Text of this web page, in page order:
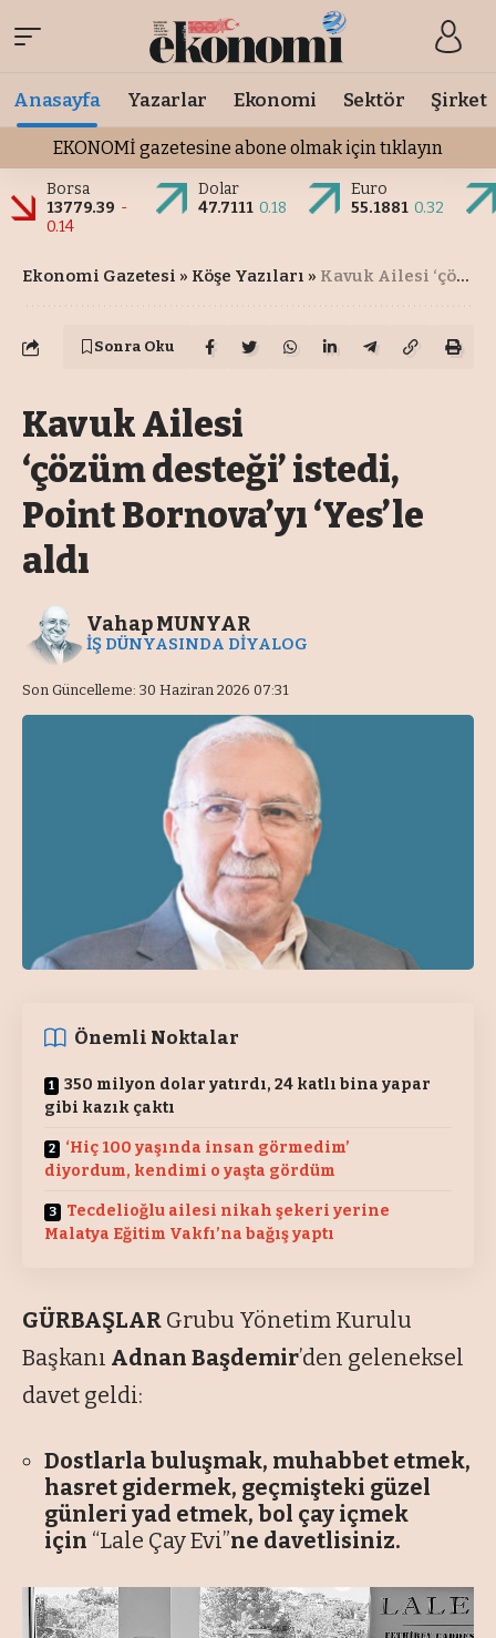
Anasayfa Yazarlar Ekonomi Sektör Şirket
EKONOMİ gazetesine abone olmak için tıklayın
Borsa
13779.39 -
0.14
Dolar
47.7111 0.18
Euro
55.1881 0.32
Ekonomi Gazetesi » Köşe Yazıları » Kavuk Ailesi ‘çözüm desteği’ istedi, Point Bornova’yı ‘Yes’le aldı
Sonra Oku
Kavuk Ailesi
‘çözüm desteği’ istedi,
Point Bornova’yı ‘Yes’le
aldı
Son Güncelleme: 30 Haziran 2026 07:31
Vahap MUNYAR
İŞ DÜNYASINDA DİYALOG
Önemli Noktalar
350 milyon dolar yatırdı, 24 katlı bina yapar
gibi kazık çaktı
‘Hiç 100 yaşında insan görmedim’
diyordum, kendimi o yaşta gördüm
Tecdelioğlu ailesi nikah şekeri yerine
Malatya Eğitim Vakfı’na bağış yaptı
GÜRBAŞLAR Grubu Yönetim Kurulu
Başkanı Adnan Başdemir’den geleneksel
davet geldi:
Dostlarla buluşmak, muhabbet etmek,
hasret gidermek, geçmişteki güzel
günleri yad etmek, bol çay içmek
için “Lale Çay Evi”ne davetlisiniz.